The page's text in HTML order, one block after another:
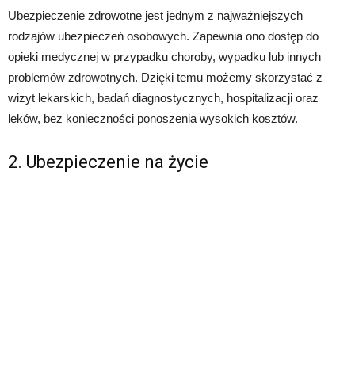
Ubezpieczenie zdrowotne jest jednym z najważniejszych
rodzajów ubezpieczeń osobowych. Zapewnia ono dostęp do
opieki medycznej w przypadku choroby, wypadku lub innych
problemów zdrowotnych. Dzięki temu możemy skorzystać z
wizyt lekarskich, badań diagnostycznych, hospitalizacji oraz
leków, bez konieczności ponoszenia wysokich kosztów.
2. Ubezpieczenie na życie